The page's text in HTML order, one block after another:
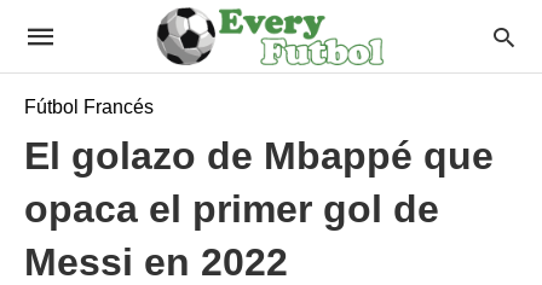
Fútbol Francés
El golazo de Mbappé que
opaca el primer gol de
Messi en 2022